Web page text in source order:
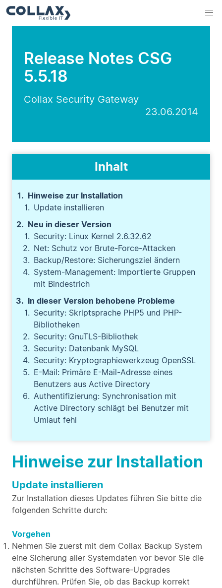
Release Notes CSG
5.5.18
Collax Security Gateway
23.06.2014
Hinweise zur Installation
Update installieren
Zur Installation dieses Updates führen Sie bitte die
folgenden Schritte durch:
Vorgehen
Nehmen Sie zuerst mit dem Collax Backup System
eine Sicherung aller Systemdaten vor bevor Sie die
nächsten Schritte des Software-Upgrades
durchführen. Prüfen Sie, ob das Backup korrekt
Inhalt
Hinweise zur Installation
Update installieren
Neu in dieser Version
Security: Linux Kernel 2.6.32.62
Net: Schutz vor Brute-Force-Attacken
Backup/Restore: Sicherungsziel ändern
System-Management: Importierte Gruppen
mit Bindestrich
In dieser Version behobene Probleme
Security: Skriptsprache PHP5 und PHP-
Bibliotheken
Security: GnuTLS-Bibliothek
Security: Datenbank MySQL
Security: Kryptographiewerkzeug OpenSSL
E-Mail: Primäre E-Mail-Adresse eines
Benutzers aus Active Directory
Authentifizierung: Synchronisation mit
Active Directory schlägt bei Benutzer mit
Umlaut fehl